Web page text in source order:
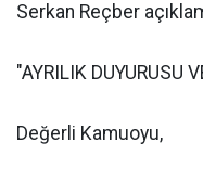
Serkan Reçber
"AYRILIK DUYURUSU
Değerli Kamuoyu,